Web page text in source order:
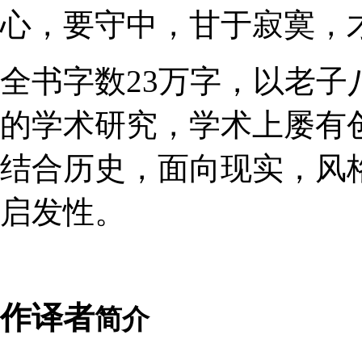
心，要守中，甘于寂寞，
全书字数23万字，以老
的学术研究，学术上屡
结合历史，面向现实，风
启发性。
作译者简介